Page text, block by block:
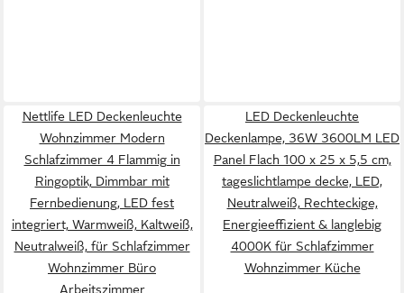
Nettlife LED Deckenleuchte
Wohnzimmer Modern
Schlafzimmer 4 Flammig in
Ringoptik, Dimmbar mit
Fernbedienung, LED fest
integriert, Warmweiß, Kaltweiß,
Neutralweiß, für Schlafzimmer
Wohnzimmer Büro
Arbeitszimmer
LED Deckenleuchte
Deckenlampe, 36W 3600LM LED
Panel Flach 100 x 25 x 5,5 cm,
tageslichtlampe decke, LED,
Neutralweiß, Rechteckige,
Energieeffizient & langlebig
4000K für Schlafzimmer
Wohnzimmer Küche